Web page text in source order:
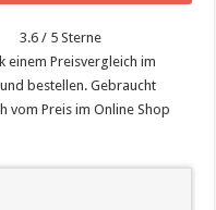
3.6/ 5Sterne
einem Preisvergleich im
bestellen. Gebraucht
vom Preis im Online Shop